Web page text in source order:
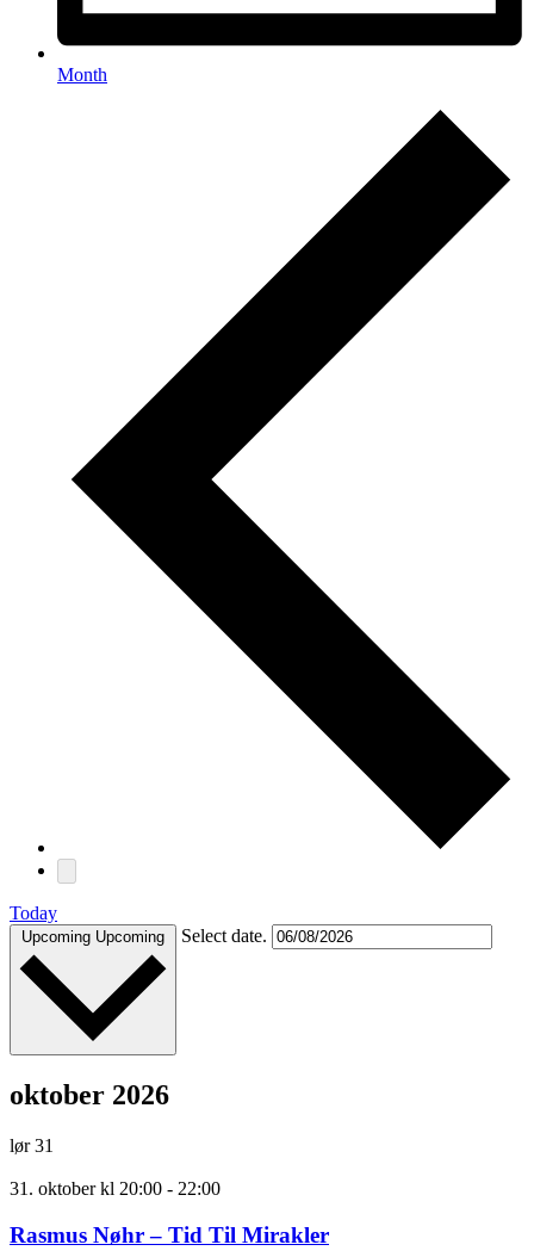
Month
Today
Upcoming Upcoming Select date.
oktober 2026
lør31
31. oktober kl 20:00 - 22:00
Rasmus Nøhr – Tid Til Mirakler